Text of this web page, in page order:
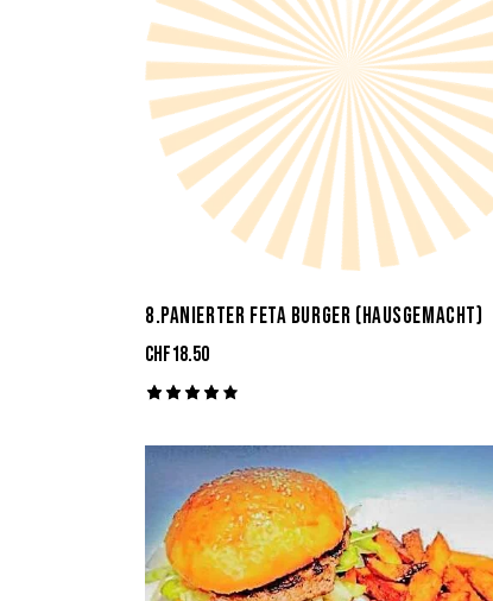
8.PANIERTER FETA BURGER (HAUSGEMACHT)
CHF18.50